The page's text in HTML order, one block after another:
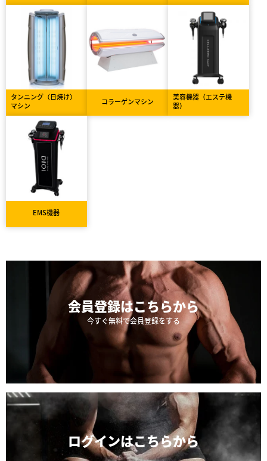
タンニング（日焼け）
マシン
コラーゲンマシン
美容機器（エステ機
器）
EMS機器
会員登録はこちらから
今すぐ無料で会員登録をする
ログインはこちらから